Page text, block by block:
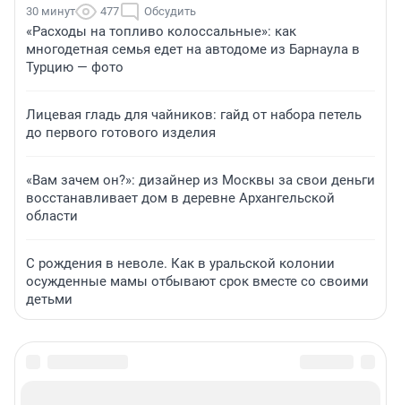
30 минут 477 Обсудить
«Расходы на топливо колоссальные»: как
многодетная семья едет на автодоме из Барнаула в
Турцию — фото
Лицевая гладь для чайников: гайд от набора петель
до первого готового изделия
«Вам зачем он?»: дизайнер из Москвы за свои деньги
восстанавливает дом в деревне Архангельской
области
С рождения в неволе. Как в уральской колонии
осужденные мамы отбывают срок вместе со своими
детьми